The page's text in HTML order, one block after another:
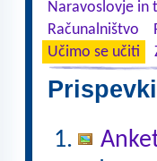
Naravoslovje in
Računalništvo
Učimo se učiti